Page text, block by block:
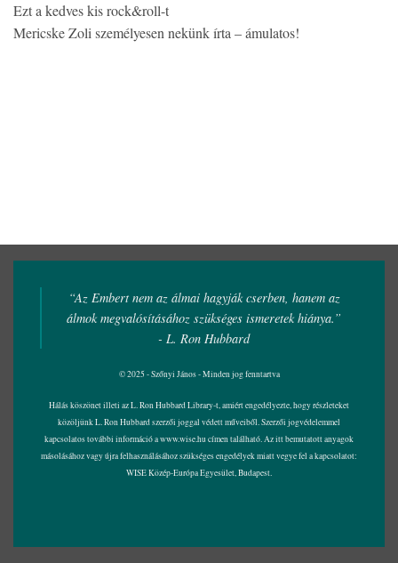
Ezt a kedves kis rock&roll-t
Mericske Zoli személyesen nekünk írta – ámulatos!
“Az Embert nem az álmai hagyják cserben, hanem az
álmok megvalósításához szükséges ismeretek hiánya.”
- L. Ron Hubbard
© 2025 - Szőnyi János - Minden jog fenntartva
Hálás köszönet illeti az L. Ron Hubbard Library-t, amiért engedélyezte, hogy részleteket
közöljünk L. Ron Hubbard szerzői joggal védett műveiből. Szerzői jogvédelemmel
kapcsolatos további információ awww.wise.hucímen található. Az itt bemutatott anyagok
másolásához vagy újra felhasználásához szükséges engedélyek miatt vegye fel a kapcsolatot:
WISE Közép-Európa Egyesület, Budapest.